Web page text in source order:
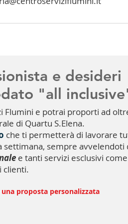
e desideri
"all
Flumini e potrai proporti ad
di Quartu S.Elena.
che ti permetterà di lavorare
settimana, sempre avvelendoti
e tanti servizi esclusivi
clienti.
proposta personalizzata